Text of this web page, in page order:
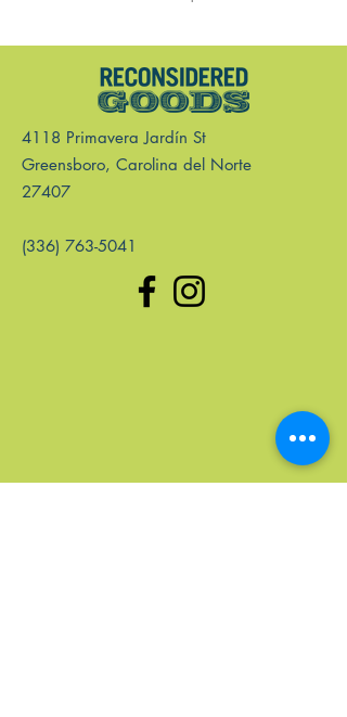
4118 Primavera Jardín St
Greensboro, Carolina del Norte
27407
(336) 763-5041